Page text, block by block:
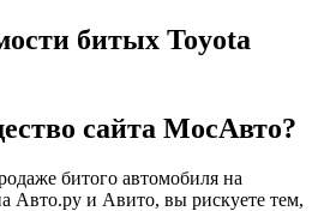
битых Toyota
сайта МосАвто?
битого автомобиля на
Авто.ру и Авито, вы рискуете тем,